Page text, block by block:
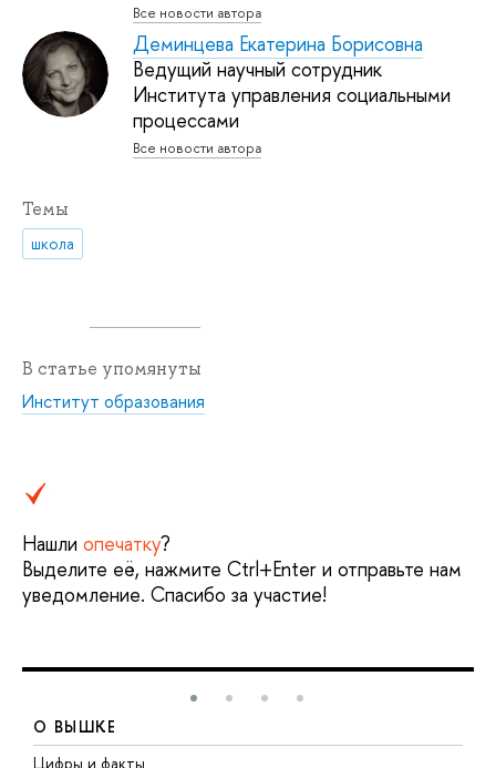
Все новости автора
Деминцева Екатерина Борисовна
Ведущий научный сотрудник
Института управления социальными
процессами
Все новости автора
Темы
школа
В статье упомянуты
Институт образования
Нашли опечатку?
Выделите её, нажмите Ctrl+Enter и отправьте нам
уведомление. Спасибо за участие!
О ВЫШКЕ
Цифры и факты